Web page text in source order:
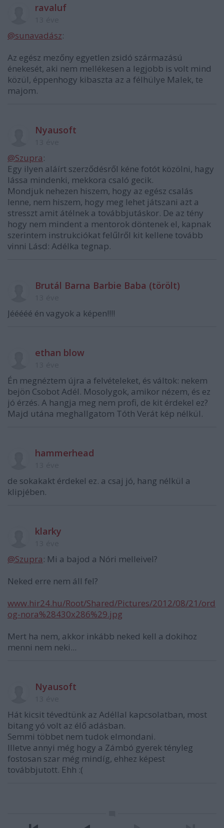
ravaluf
@sunavadász:
Az egész mezőny egyetlen zsidó származású
énekesét, aki nem mellékesen a legjobb is volt mind
közül, éppenhogy kibaszta az a félhülye Malek, te
majom.
Nyausoft
@Szupra:
Egy ilyen aláírt szerződésről kéne fotót közölni, hagy
lássa mindenki, mekkora csaló gecik.
Mondjuk nehezen hiszem, hogy az egész csalás
lenne, nem hiszem, hogy meg lehet játszani azt a
stresszt amit átélnek a továbbjutáskor. De az tény
hogy nem mindent a mentorok döntenek el, kapnak
szerintem instrukciókat felűlről kit kellene tovább
vinni Lásd: Adélka tegnap.
Brutál Barna Barbie Baba (törölt)
Jééééé én vagyok a képen!!!!
ethan blow
Én megnéztem újra a felvételeket, és váltok: nekem
bejön Csobot Adél. Mosolygok, amikor nézem, és ez
jó érzés. A hangja meg nem profi, de kit érdekel ez?
Majd utána meghallgatom Tóth Verát kép nélkül.
hammerhead
de sokakakt érdekel ez. a csaj jó, hang nélkül a
klipjében.
klarky
@Szupra: Mi a bajod a Nóri melleivel?
Neked erre nem áll fel?
www.hir24.hu/Root/Shared/Pictures/2012/08/21/ord
og-nora%28430x286%29.jpg
Mert ha nem, akkor inkább neked kell a dokihoz
menni nem neki...
Nyausoft
Hát kicsit tévedtünk az Adéllal kapcsolatban, most
bitang yó volt az élő adásban.
Semmi többet nem tudok elmondani.
Illetve annyi még hogy a Zámbó gyerek tényleg
fostosan szar még mindíg, ehhez képest
továbbjutott. Ehh :(